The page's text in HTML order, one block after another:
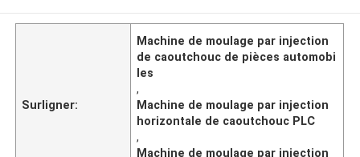
Surligner:
Machine de moulage par injection
de caoutchouc de pièces automobi
les
,
Machine de moulage par injection
horizontale de caoutchouc PLC
,
Machine de moulage par injection